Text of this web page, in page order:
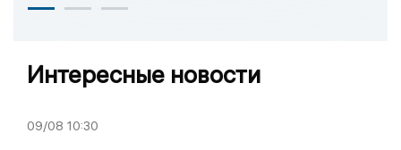
Интересные новости
09/08 10:30